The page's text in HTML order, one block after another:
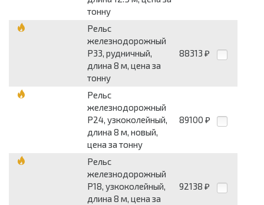
тонну
Рельс
железнодорожный
Р33, рудничный,
длина 8 м, цена за
тонну
88313 ₽
Рельс
железнодорожный
Р24, узкоколейный,
длина 8 м, новый,
цена за тонну
89100 ₽
Рельс
железнодорожный
Р18, узкоколейный,
длина 8 м, цена за
92138 ₽